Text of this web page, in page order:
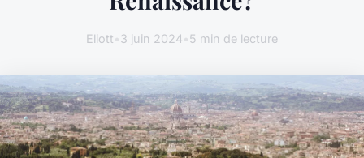
Eliott 3 juin 2024 5 min de lecture